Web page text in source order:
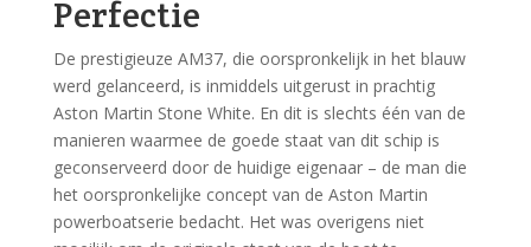
Perfectie
De prestigieuze AM37, die oorspronkelijk in het blauw
werd gelanceerd, is inmiddels uitgerust in prachtig
Aston Martin Stone White. En dit is slechts één van de
manieren waarmee de goede staat van dit schip is
geconserveerd door de huidige eigenaar – de man die
het oorspronkelijke concept van de Aston Martin
powerboatserie bedacht. Het was overigens niet